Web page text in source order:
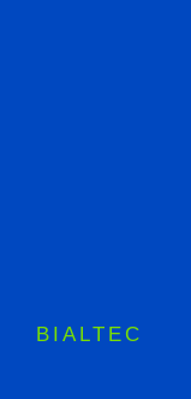
BIALTEC